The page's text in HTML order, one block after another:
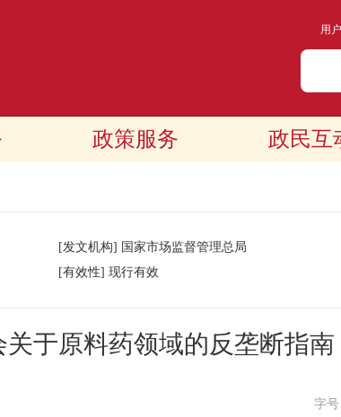
用
政策服务 政民互
[发文机构] 国家市场监督管理总局
[有效性] 现行有效
于原料药领域的反垄断指南
字